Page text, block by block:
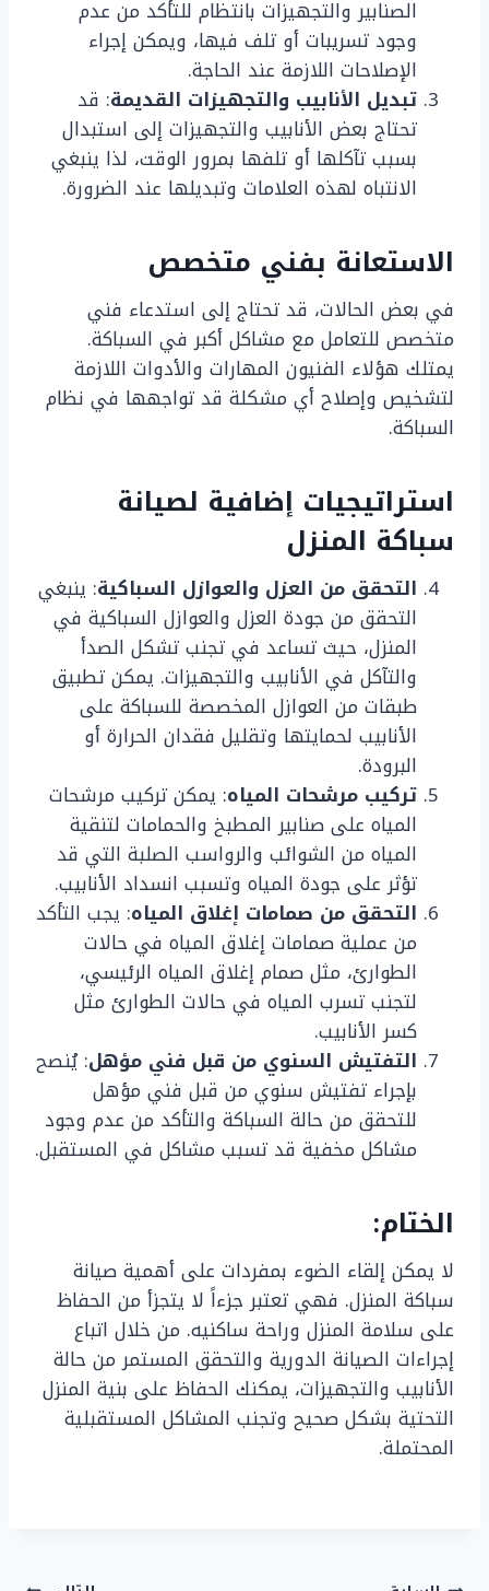
الصنابير والتجهيزات بانتظام للتأكد من عدم
وجود تسريبات أو تلف فيها، ويمكن إجراء
الإصلاحات اللازمة عند الحاجة.
تبديل الأنابيب والتجهيزات القديمة: قد
تحتاج بعض الأنابيب والتجهيزات إلى استبدال
بسبب تآكلها أو تلفها بمرور الوقت، لذا ينبغي
الانتباه لهذه العلامات وتبديلها عند الضرورة.
الاستعانة بفني متخصص
في بعض الحالات، قد تحتاج إلى استدعاء فني
متخصص للتعامل مع مشاكل أكبر في السباكة.
يمتلك هؤلاء الفنيون المهارات والأدوات اللازمة
لتشخيص وإصلاح أي مشكلة قد تواجهها في نظام
السباكة.
استراتيجيات إضافية لصيانة
سباكة المنزل
التحقق من العزل والعوازل السباكية: ينبغي
التحقق من جودة العزل والعوازل السباكية في
المنزل، حيث تساعد في تجنب تشكل الصدأ
والتآكل في الأنابيب والتجهيزات. يمكن تطبيق
طبقات من العوازل المخصصة للسباكة على
الأنابيب لحمايتها وتقليل فقدان الحرارة أو
البرودة.
تركيب مرشحات المياه: يمكن تركيب مرشحات
المياه على صنابير المطبخ والحمامات لتنقية
المياه من الشوائب والرواسب الصلبة التي قد
تؤثر على جودة المياه وتسبب انسداد الأنابيب.
التحقق من صمامات إغلاق المياه: يجب التأكد
من عملية صمامات إغلاق المياه في حالات
الطوارئ، مثل صمام إغلاق المياه الرئيسي،
لتجنب تسرب المياه في حالات الطوارئ مثل
كسر الأنابيب.
التفتيش السنوي من قبل فني مؤهل: يُنصح
بإجراء تفتيش سنوي من قبل فني مؤهل
للتحقق من حالة السباكة والتأكد من عدم وجود
مشاكل مخفية قد تسبب مشاكل في المستقبل.
الختام:
لا يمكن إلقاء الضوء بمفردات على أهمية صيانة
سباكة المنزل. فهي تعتبر جزءاً لا يتجزأ من الحفاظ
على سلامة المنزل وراحة ساكنيه. من خلال اتباع
إجراءات الصيانة الدورية والتحقق المستمر من حالة
الأنابيب والتجهيزات، يمكنك الحفاظ على بنية المنزل
التحتية بشكل صحيح وتجنب المشاكل المستقبلية
المحتملة.